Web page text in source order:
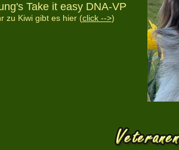
Take it easy DNA-VP
zu Kiwi gibt es hier (click -->)